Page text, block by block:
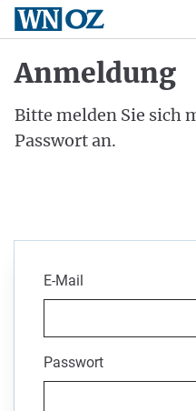
Anmeldung
Bitte melden Sie sich
Passwort an.
E-Mail
Passwort